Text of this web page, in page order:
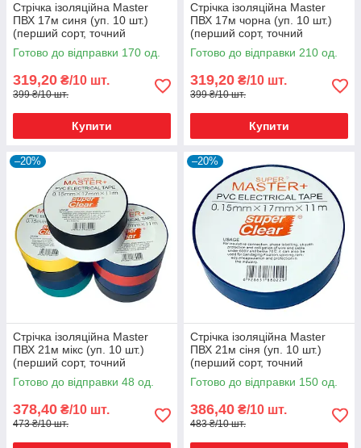
Стрічка ізоляційна Master
ПВХ 17м синя (уп. 10 шт.)
(перший сорт, точний
метраж)
Готово до відправки 170 од.
319,20 ₴/10 шт.
399 ₴/10 шт.
Купити
Стрічка ізоляційна Master
ПВХ 17м чорна (уп. 10 шт.)
(перший сорт, точний
метраж)
Готово до відправки 210 од.
319,20 ₴/10 шт.
399 ₴/10 шт.
Купити
–20%
Стрічка ізоляційна Master
ПВХ 21м мікс (уп. 10 шт.)
(перший сорт, точний
метраж)
Готово до відправки 48 од.
378,40 ₴/10 шт.
473 ₴/10 шт.
–20%
Стрічка ізоляційна Master
ПВХ 21м сіня (уп. 10 шт.)
(перший сорт, точний
метраж)
Готово до відправки 150 од.
386,40 ₴/10 шт.
483 ₴/10 шт.